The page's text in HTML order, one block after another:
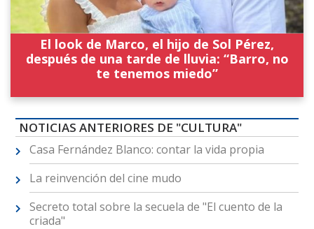
El look de Marco, el hijo de Sol Pérez,
después de una tarde de lluvia: “Barro, no
te tenemos miedo”
NOTICIAS ANTERIORES DE "CULTURA"
Casa Fernández Blanco: contar la vida propia
La reinvención del cine mudo
Secreto total sobre la secuela de "El cuento de la
criada"